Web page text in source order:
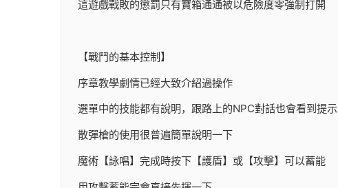
這遊戲戰敗的懲罰只有寶箱通通被以危險度零強制打開
【戰鬥的基本控制】
序章教學劇情已經大致介紹過操作
選單中的技能都有說明，跟路上的NPC對話也會看到提示
散彈槍的使用很普遍簡單說明一下
魔術【詠唱】完成時按下【護盾】或【攻擊】可以蓄能